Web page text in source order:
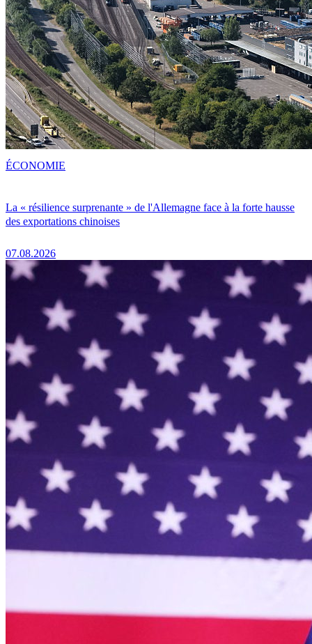
La « résilience surprenante » de l'Allemagne face à la forte hausse
des exportations chinoises
07.08.2026
ÉCONOMIE